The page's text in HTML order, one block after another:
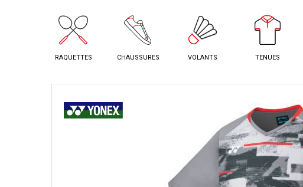
RAQUETTES CHAUSSURES VOLANTS TENUES